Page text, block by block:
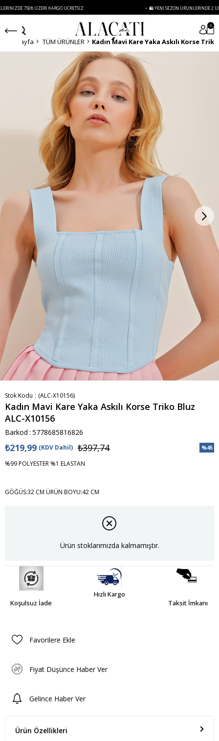
750₺ ÜZERI KARGO ÜCRETSIZ • 🛍️ YENI SEZON ÜRÜNLERINDE 2 ÜRÜN VE
0
Anasayfa TÜM ÜRÜNLER
Stok Kodu (ALC-X10156)
Kadın Mavi Kare Yaka Askılı Korse Triko Bluz
ALC-X10156
Barkod : 5778685816826
%45
₺397,74
₺219,99 (KDV Dahil)
%99 POLYESTER %1 ELASTAN
GÖĞÜS:32 CM ÜRÜN BOYU:42 CM
Ürün stoklarımızda kalmamıştır.
Koşulsuz İade
Hızlı Kargo
Taksit İmkanı
Favorilere Ekle
Fiyat Düşünce Haber Ver
Gelince Haber Ver
Ürün Özellikleri